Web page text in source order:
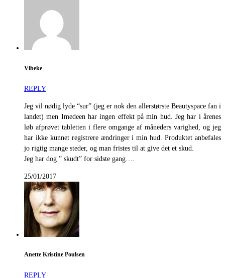
Vibeke
REPLY
Jeg vil nødig lyde “sur” (jeg er nok den allerstørste Beautyspace fan i
landet) men Imedeen har ingen effekt på min hud. Jeg har i årenes
løb afprøvet tabletten i flere omgange af måneders varighed, og jeg
har ikke kunnet registrere ændringer i min hud. Produktet anbefales
jo rigtig mange steder, og man fristes til at give det et skud.
Jeg har dog ” skudt” for sidste gang….
25/01/2017
Anette Kristine Poulsen
REPLY